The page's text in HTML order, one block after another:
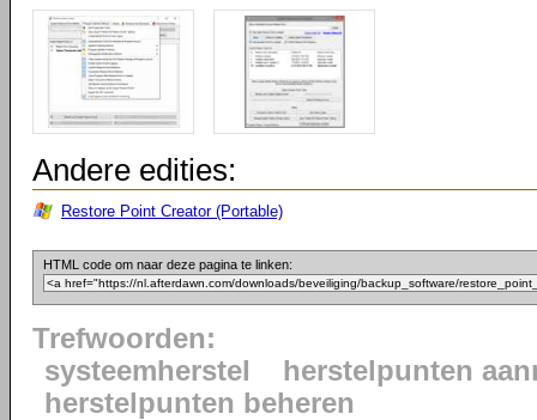
Andere edities:
Restore Point Creator (Portable)
HTML code om naar deze pagina te linken:
Trefwoorden:
systeemherstel
herstelpunten
herstelpunten beheren